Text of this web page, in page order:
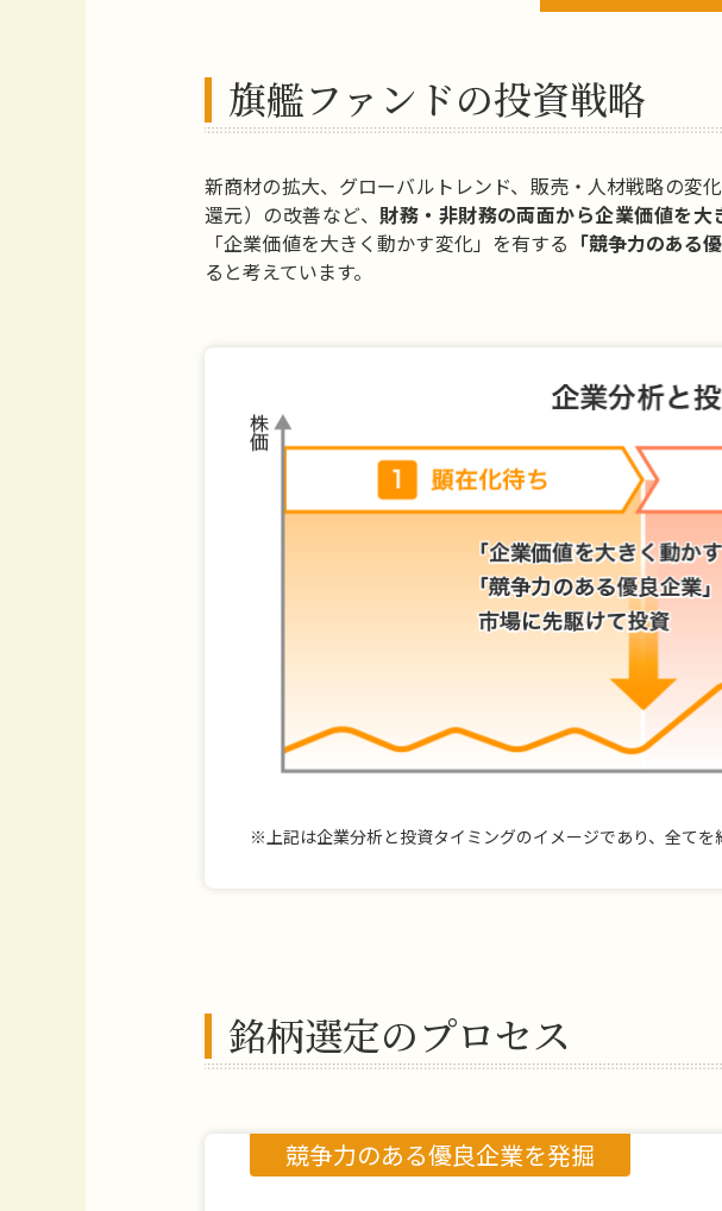
旗艦ファンドの投資戦略
新商材の拡大、グローバルトレンド、販売・人材戦略の変
還元）の改善など、 財務・非財務の両面から企業価値を
「企業価値を大きく動かす変化」を有する 「競争力のある
ると考えています。
※上記は企業分析と投資タイミングのイメージであり、全てを
銘柄選定のプロセス
競争力のある優良企業を発掘